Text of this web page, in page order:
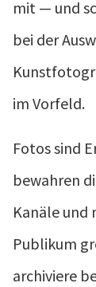
mit — und
bei der
im Vorfeld.
Fotos sind
bewahren
Kanäle und
Publikum
archiviere